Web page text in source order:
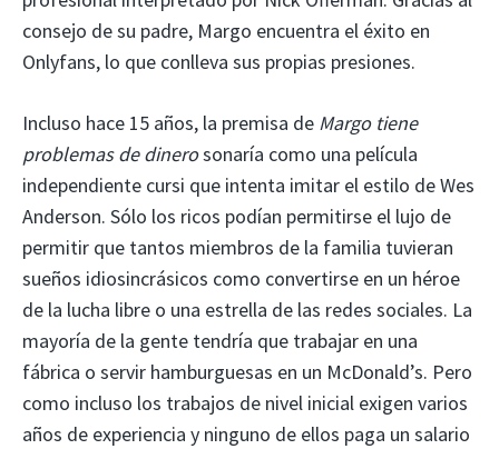
consejo de su padre, Margo encuentra el éxito en
Onlyfans, lo que conlleva sus propias presiones.
Incluso hace 15 años, la premisa de Margo tiene
problemas de dinerosonaría como una película
independiente cursi que intenta imitar el estilo de Wes
Anderson. Sólo los ricos podían permitirse el lujo de
permitir que tantos miembros de la familia tuvieran
sueños idiosincrásicos como convertirse en un héroe
de la lucha libre o una estrella de las redes sociales. La
mayoría de la gente tendría que trabajar en una
fábrica o servir hamburguesas en un McDonald’s. Pero
como incluso los trabajos de nivel inicial exigen varios
años de experiencia y ninguno de ellos paga un salario